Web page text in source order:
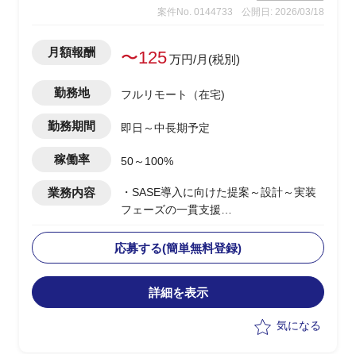
案件No. 0144733
公開日: 2026/03/18
月額報酬 〜125万円/月(税別)
勤務地 フルリモート（在宅)
勤務期間 即日～中長期予定
稼働率 50～100%
業務内容
・SASE導入に向けた提案～設計～実装
フェーズの一貫支援
ション設計の実施
・セールスエンジニアとしての技術説明
および提案資料作成
・複数案件における要件整理およびアー
・グローバル展開案件における構想整理
応募する(簡単無料登録)
詳細を表示
気になる